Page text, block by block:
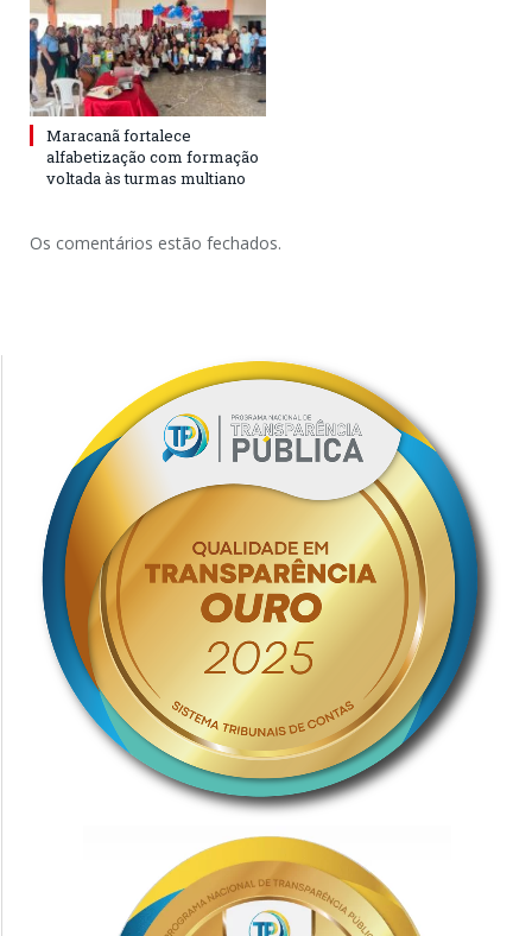
Maracanã fortalece
alfabetização com formação
voltada às turmas multiano
Os comentários estão fechados.